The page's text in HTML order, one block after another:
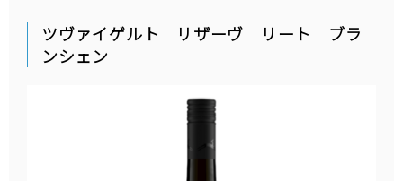
ツヴァイゲルト リザーヴ リート ブラ
ンシェン